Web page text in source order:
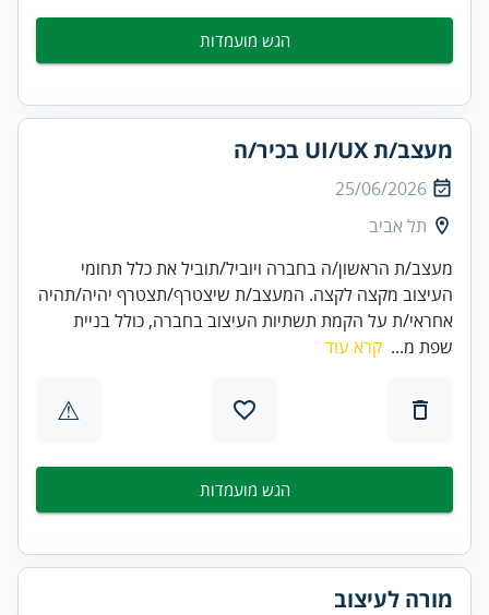
הגש מועמדות
מעצב/ת UI/UX בכיר/ה
25/06/2026
תל אביב
מעצב/ת הראשון/ה בחברה ויוביל/תוביל את כלל תחומי
העיצוב מקצה לקצה. המעצב/ת שיצטרף/תצטרף יהיה/תהיה
אחראי/ת על הקמת תשתיות העיצוב בחברה, כולל בניית
שפת מ... קרא עוד
⚠
הגש מועמדות
מורה לעיצוב